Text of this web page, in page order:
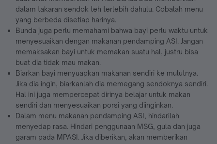
dalam takaran sendok teh terlebih dahulu. Cobalah menu
yang berbeda disetiap harinya.
Bunda juga perlu memahami bahwa bayi perlu waktu untuk
menyesuaikan dengan makanan pendamping ASI. Jangan
memaksakan bayi untuk memakan suatu hal, justru bisa
buat dia tidak mau makan.
Biarkan bayi menyuapkan makanan sendiri ke mulutnya.
Jika dia ingin, biarkanlah dia memegang sendoknya sendiri.
Hal ini juga mempercepat dirinya belajar untuk makan
sendiri dan menyesuaikan porsi yang diinginkan.
Dalam menu makanan pendamping ASI, hindarilah
menyedap rasa. Hindari penggunaan MSG, gula dan juga
garam pada MPASI. Jika diberikan, akan memberikan